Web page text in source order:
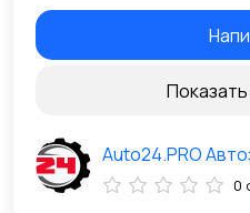
Auto24.PRO
0